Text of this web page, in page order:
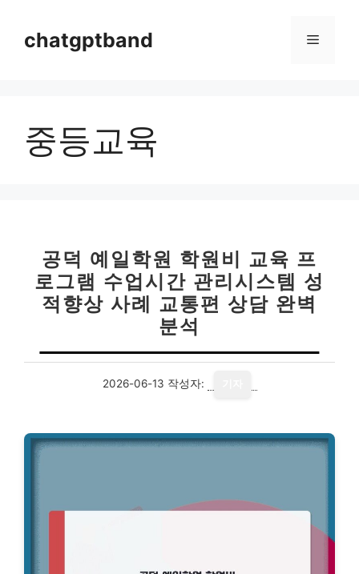
chatgptband 메
중등교육
공덕 예일학원 학원비 교육 프
로그램 수업시간 관리시스템 성
적향상 사례 교통편 상담 완벽
분석
2026-06-13 작성자: